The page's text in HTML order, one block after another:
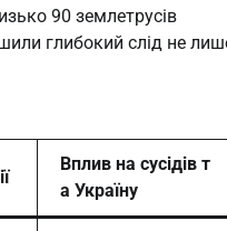
90 землетрусів
глибокий слід не
Вплив на сусідів т
а Україну